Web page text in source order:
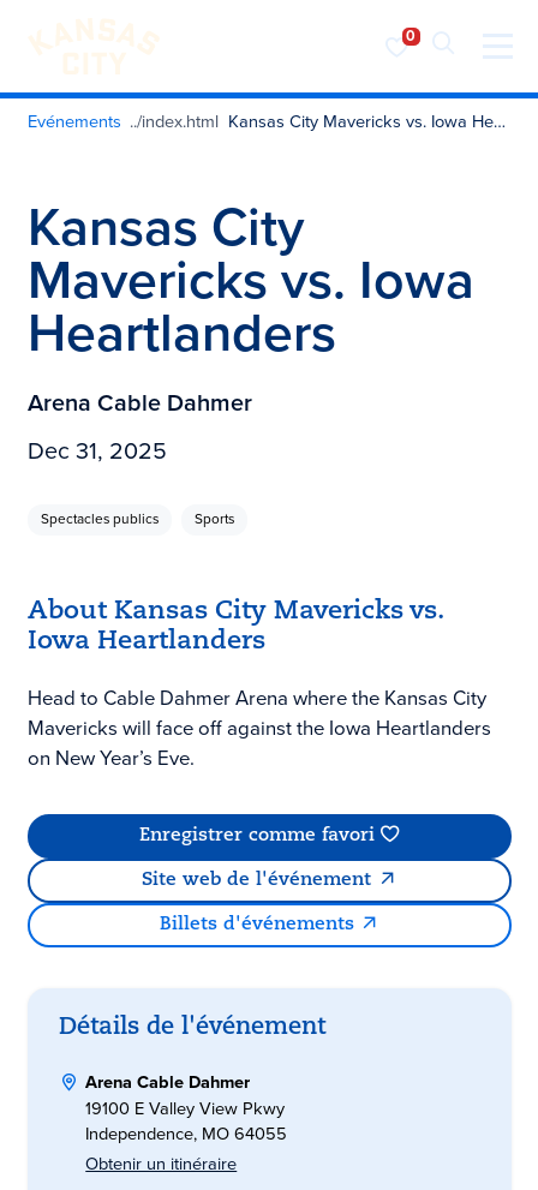
Visiter KC
Skip to content
Evénements Kansas City Mavericks vs. Iowa Heartlanders
Kansas City
Mavericks vs. Iowa
Heartlanders
Arena Cable Dahmer
Dec 31, 2025
Spectacles publics Sports
About Kansas City Mavericks vs.
Iowa Heartlanders
Head to Cable Dahmer Arena where the Kansas City
Mavericks will face off against the Iowa Heartlanders
on New Year’s Eve.
Enregistrer comme favori
Site web de l'événement
Billets d'événements
Détails de l'événement
Arena Cable Dahmer
19100 E Valley View Pkwy
Independence, MO 64055
Obtenir un itinéraire